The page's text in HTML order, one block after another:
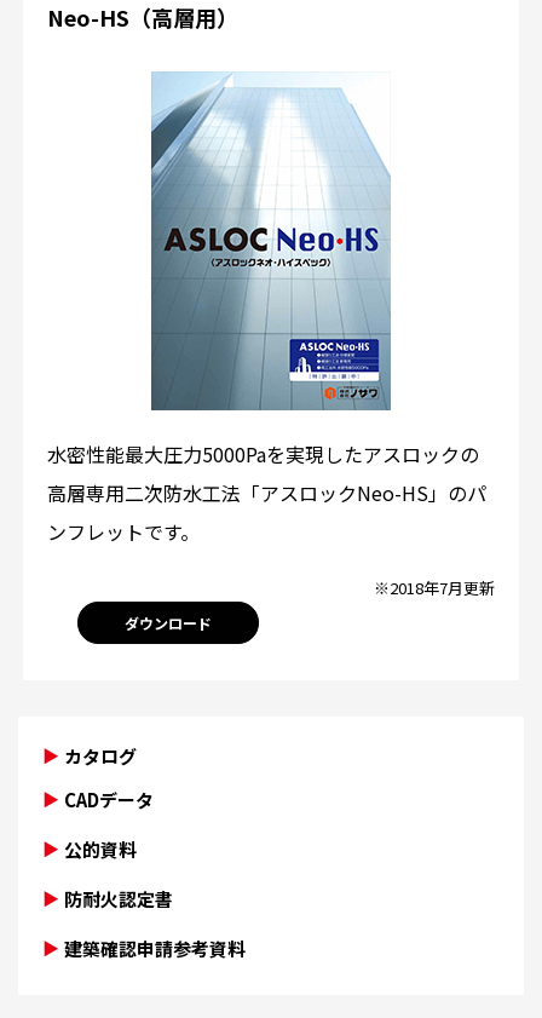
Neo-HS（高層用）
水密性能最大圧力5000Paを実現したアスロックの
高層専用二次防水工法「アスロックNeo-HS」のパ
ンフレットです。
※2018年7月更新
ダウンロード
カタログ
CADデータ
公的資料
防耐火認定書
建築確認申請参考資料